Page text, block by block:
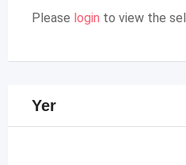
Please login to view the
Yer